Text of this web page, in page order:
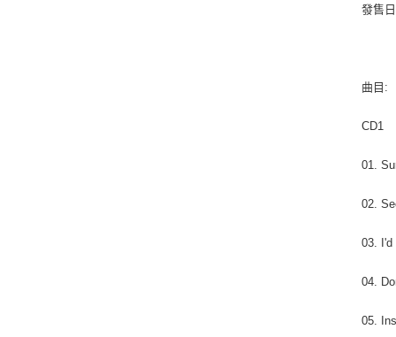
發售
曲目:
CD1
01.
02.
03. I'd
04.
05.